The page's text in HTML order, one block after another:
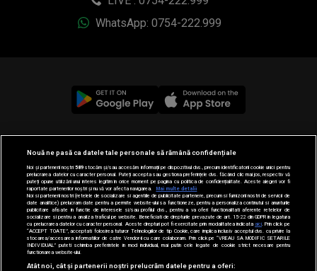
WhatsApp: 0754-222.999
© 2019-2026 DOGAN MEDIA INTERNATIONAL SA, Toate
drepturile rezervate.
Nouă ne pasă ca datele tale personale să rămână confidențiale
Noi și partenerii noștri589stocăm și/sau accesăm informații pe dispozitivul dvs., precum identificatorii cookie unici pentru
prelucrarea datelor cu caracter personal. Puteți accepta sau gestiona preferințele dvs. făcând clic mai jos, respectiv vă
puteți opune utilizării unui interes legitim în orice moment pe pagina cu politica de confidențialitate. Aceste alegeri vor fi
raportate partenerilor noștri și nu vă vor afecta navigarea.
Mai multe detalii
Noi si partenerii nostri (retelele de socializare si agentiile de publicitate partenere, precum si furnizorii nostri de servicii de
date analitice) prelucram date pentru a permite website-ului sa functioneze, pentru a personaliza continutul si anunturile
publicitare afisate in functie de interesele si/sau profilul dvs., pentru a va oferi functionalitati aferente retelelor de
socializare si pentru a analiza traficul pe website. Beneficiati de drepturile prevazute de art. 15-22 din GDPR in legatura
cu prelucrarea datelor cu caracter personal. Aceste drepturi pot fi exercitate prin modalitatea indicataaici . Prin click pe
“ACCEPT TOATE”, acceptati folosirea tuturor Tehnologiilor de tip Cookie, care implica inclusiv acceptul dvs. cu privire la
stocarea/accesarea informatiilor de catre Vendor-ii cu care colaboram. Prin click pe “VREAU SA MODIFIC SETARILE
INDIVIDUAL” puteti schimba preferintele in mod individual, mai putin cele legate de cookie strict necesare pentru
functionarea website-ului.
Atât noi, cât și partenerii noștri prelucrăm datele pentru a oferi: